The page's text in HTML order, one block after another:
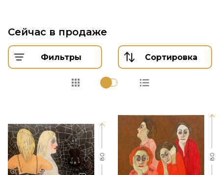
Сейчас в продаже
Фильтры Сортировка
80 80